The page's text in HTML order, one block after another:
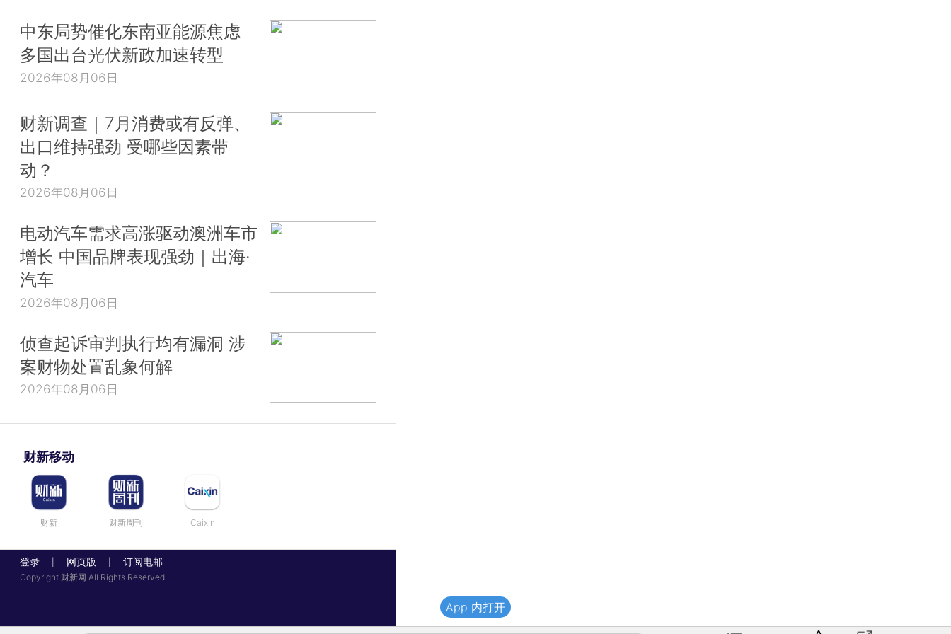
中东局势催化东南亚能源焦虑
多国出台光伏新政加速转型
2026年08月06日
财新调查｜7月消费或有反弹、
出口维持强劲 受哪些因素带
动？
2026年08月06日
电动汽车需求高涨驱动澳洲车市
增长 中国品牌表现强劲｜出海·
汽车
2026年08月06日
侦查起诉审判执行均有漏洞 涉
案财物处置乱象何解
2026年08月06日
财新移动
财新 财新周刊 Caixin
登录 网页版 订阅电邮
Copyright 财新网 All Rights Reserved
App 内打开